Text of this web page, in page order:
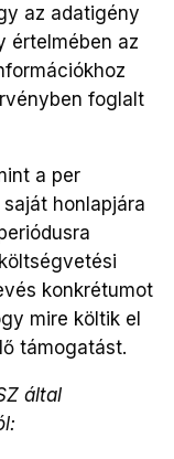
az adatigény
értelmében az
foglalt
a per
honlapjára
konkrétumot
mire költik el
támogatást.
által